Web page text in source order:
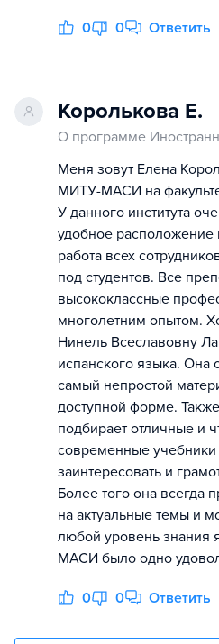
0 0 Ответить
Королькова Е.
О программе
Меня зовут Елена
МИТУ-МАСИ на
У данного института
удобное расположение
работа всех
под студентов. Все
высококлассные
многолетним опытом.
Нинель Всеславовну
испанского языка. Она
самый непростой
доступной форме.
подбирает отличные и
современные
заинтересовать и
Более того она всегда
на актуальные темы и
любой уровень знания
МАСИ было одно
0 0 Ответить